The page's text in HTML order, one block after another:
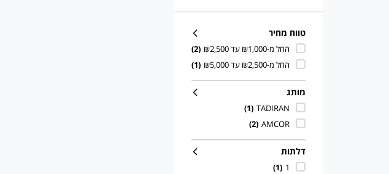
טווח מחיר
החל מ-₪1,000 עד ₪2,500
(2)
החל מ-₪2,500 עד ₪5,000
(1)
מותג
TADIRAN
(1)
AMCOR
(2)
דלתות
1
(1)